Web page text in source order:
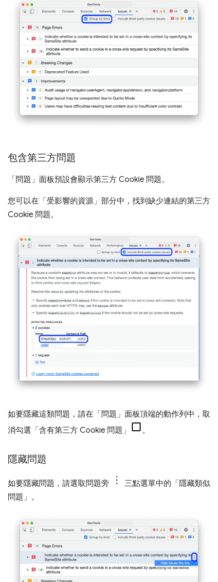
包含第三方問題
「問題」 面板預設會顯示第三方 Cookie 問題。
您可以在「受影響的資源」 部分中，找到缺少連結的第三方
Cookie 問題。
如要隱藏這類問題，請在「問題」 面板頂端的動作列中，取
消勾選「含有第三方 Cookie 問題」
。
隱藏問題
如要隱藏問題，請選取問題旁
三點選單中的「隱藏類似
問題」 。